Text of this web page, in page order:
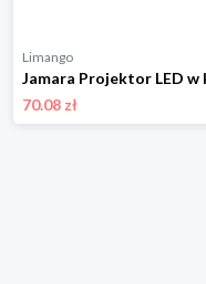
Limango
70.08 zł